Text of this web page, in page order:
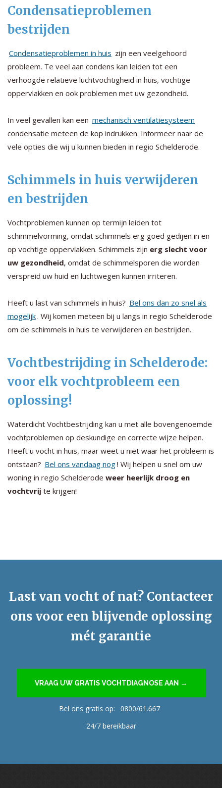
Condensatieproblemen
bestrijden
Condensatieproblemen in huis zijn een veelgehoord
probleem. Te veel aan condens kan leiden tot een
verhoogde relatieve luchtvochtigheid in huis, vochtige
oppervlakken en ook problemen met uw gezondheid.
In veel gevallen kan een mechanisch ventilatiesysteem
condensatie meteen de kop indrukken. Informeer naar de
vele opties die wij u kunnen bieden in regio Schelderode.
Schimmels in huis verwijderen
en bestrijden
Vochtproblemen kunnen op termijn leiden tot
schimmelvorming, omdat schimmels erg goed gedijen in en
op vochtige oppervlakken. Schimmels zijn erg slecht voor
uw gezondheid, omdat de schimmelsporen die worden
verspreid uw huid en luchtwegen kunnen irriteren.
Heeft u last van schimmels in huis? Bel ons dan zo snel als
mogelijk . Wij komen meteen bij u langs in regio Schelderode
om de schimmels in huis te verwijderen en bestrijden.
Vochtbestrijding in Schelderode:
voor elk vochtprobleem een
oplossing!
Waterdicht Vochtbestrijding kan u met alle bovengenoemde
vochtproblemen op deskundige en correcte wijze helpen.
Heeft u vocht in huis, maar weet u niet waar het probleem is
ontstaan? Bel ons vandaag nog! Wij helpen u snel om uw
woning in regio Schelderode weer heerlijk droog en
vochtvrij te krijgen!
Last van vocht of nat? Contacteer
ons voor een blijvende oplossing
mét garantie
VRAAG UW GRATIS VOCHTDIAGNOSE AAN →
Bel ons gratis op:
0800/61.667
24/7 bereikbaar